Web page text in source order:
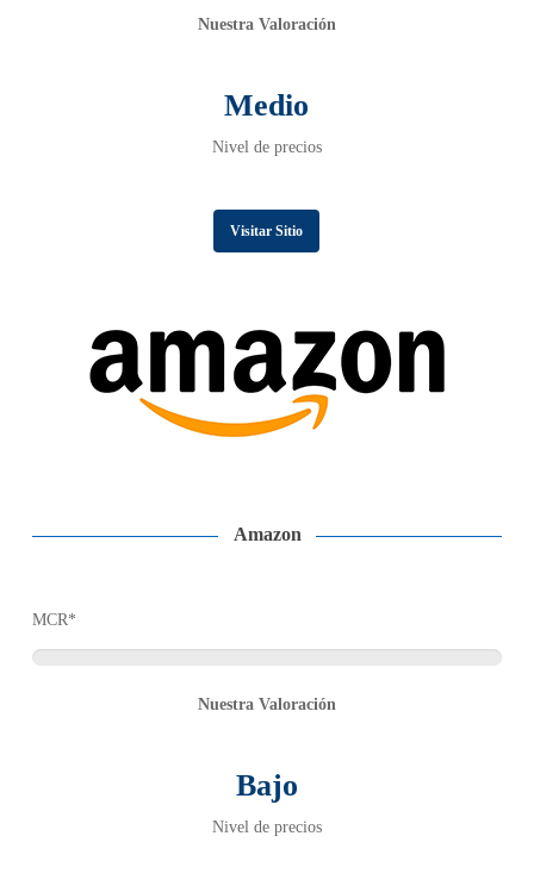
Nuestra Valoración
Medio
Nivel de precios
Visitar Sitio
Amazon
MCR*
Nuestra Valoración
Bajo
Nivel de precios